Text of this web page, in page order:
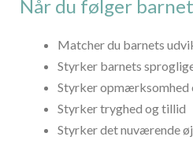
Når du følger
Matcher du barnets
Styrker barnets
Styrker opmærksomhed
Styrker tryghed og tillid
Styrker det nuværende